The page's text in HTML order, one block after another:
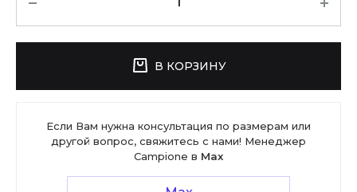
В КОРЗИНУ
Если Вам нужна консультация по размерам или
другой вопрос, свяжитесь с нами! Менеджер
Campione в Max